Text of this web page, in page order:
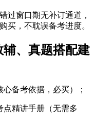
过窗口期无补订通道，
买，不耽误备考进度。
、真题搭配建
心备考依据，必买）；
点精讲手册（无需多